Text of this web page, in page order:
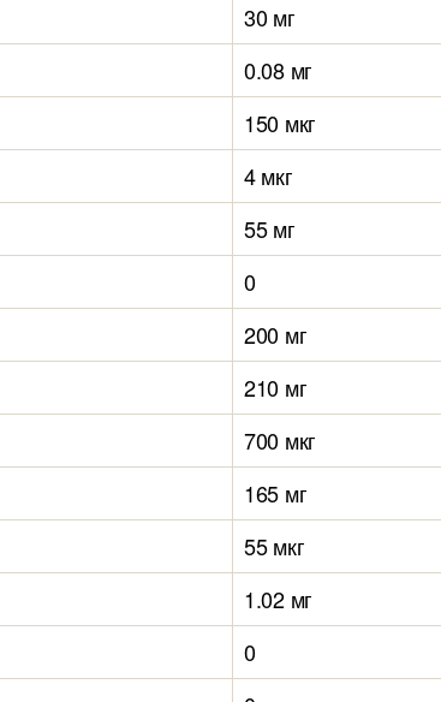
30 мг
0.08 мг
150 мкг
4 мкг
55 мг
0
200 мг
210 мг
700 мкг
165 мг
55 мкг
1.02 мг
0